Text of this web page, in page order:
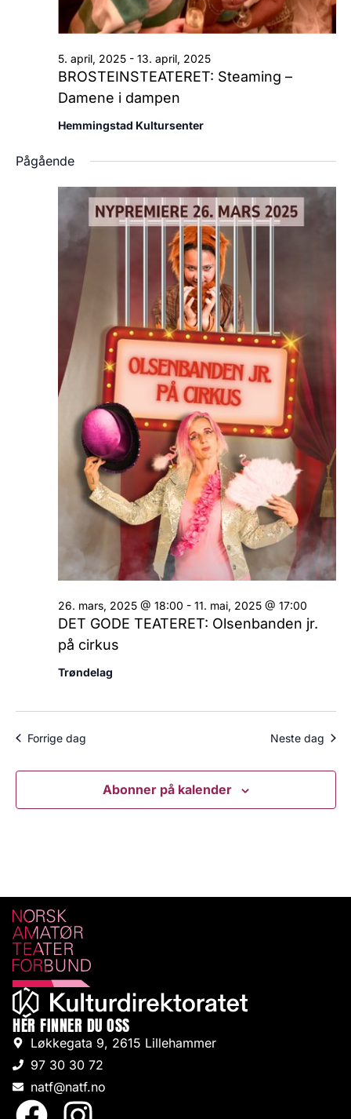
BROSTEINSTEATERET: Steaming –
Damene i dampen
5. april, 2025- 13. april, 2025
Hemmingstad Kultursenter
Pågående
DET GODE TEATERET: Olsenbanden jr.
på cirkus
26. mars, 2025 @ 18:00 - 11. mai, 2025 @ 17:00
Trøndelag
Forrige dag Neste dag
Abonner på kalender
HER FINNER DU OSS
Løkkegata 9, 2615 Lillehammer
97 30 30 72
natf@natf.no